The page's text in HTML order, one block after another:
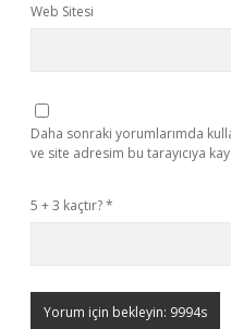
Web Sitesi
Daha sonraki yorumlarımda
ve site adresim bu tarayıcıya
5 + 3 kaçtır?*